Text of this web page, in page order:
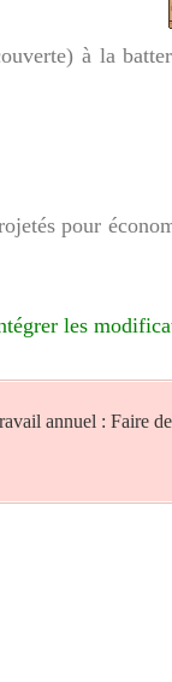
à la
pour
les
annuel : Faire